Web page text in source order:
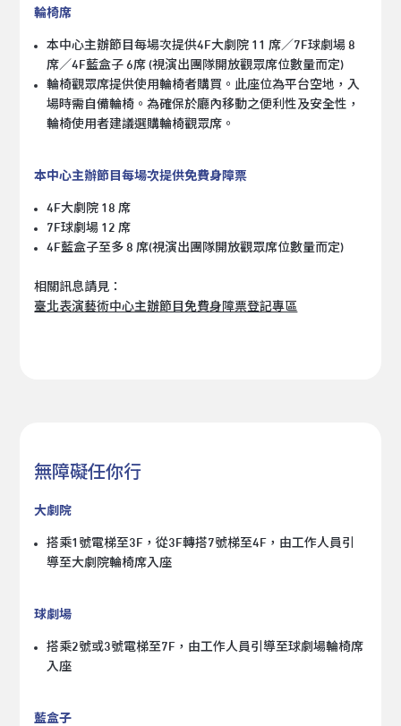
輪椅席
本中心主辦節目每場次提供4F大劇院 11 席／7F球劇場 8
席／4F藍盒子 6席 (視演出團隊開放觀眾席位數量而定)
輪椅觀眾席提供使用輪椅者購買。此座位為平台空地，入
場時需自備輪椅。為確保於廳內移動之便利性及安全性，
輪椅使用者建議選購輪椅觀眾席。
本中心主辦節目每場次提供免費身障票
4F大劇院 18 席
7F球劇場 12 席
4F藍盒子至多 8 席(視演出團隊開放觀眾席位數量而定)
相關訊息請見：
臺北表演藝術中心主辦節目免費身障票登記專區
無障礙任你行
大劇院
搭乘1號電梯至3F，從3F轉搭7號梯至4F，由工作人員引
導至大劇院輪椅席入座
球劇場
搭乘2號或3號電梯至7F，由工作人員引導至球劇場輪椅席
入座
藍盒子